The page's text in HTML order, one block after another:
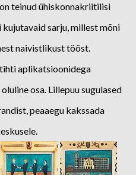
teinud ühiskonnakriitilisi
kujutavaid sarju, millest mõni
naivistlikust tööst.
aplikatsioonidega
osa. Lillepuu sugulased
peaaegu kakssada